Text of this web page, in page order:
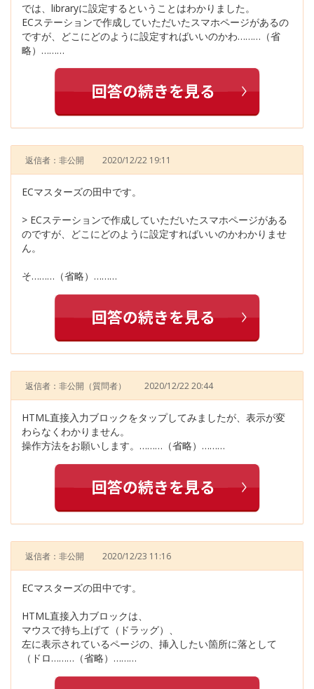
では、libraryに設定するということはわかりました。
ECステーションで作成していただいたスマホページがあるの
ですが、どこにどのように設定すればいいのかわ………（省
略）………
返信者：非公開 2020/12/22 19:11
ECマスターズの田中です。
> ECステーションで作成していただいたスマホページがある
のですが、どこにどのように設定すればいいのかわかりませ
ん。
そ………（省略）………
返信者：非公開 （質問者） 2020/12/22 20:44
HTML直接入力ブロックをタップしてみましたが、表示が変
わらなくわかりません。
操作方法をお願いします。………（省略）………
返信者：非公開 2020/12/23 11:16
ECマスターズの田中です。
HTML直接入力ブロックは、
マウスで持ち上げて（ドラッグ）、
左に表示されているページの、挿入したい箇所に落として
（ドロ………（省略）………